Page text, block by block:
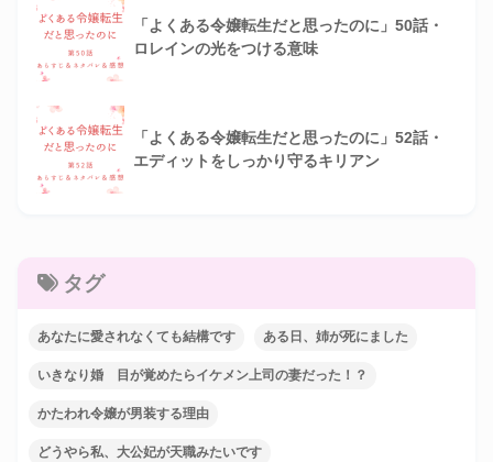
「よくある令嬢転生だと思ったのに」50話・
ロレインの光をつける意味
「よくある令嬢転生だと思ったのに」52話・
エディットをしっかり守るキリアン
タグ
あなたに愛されなくても結構です ある日、姉が死にました
いきなり婚 目が覚めたらイケメン上司の妻だった！？
かたわれ令嬢が男装する理由
どうやら私、大公妃が天職みたいです